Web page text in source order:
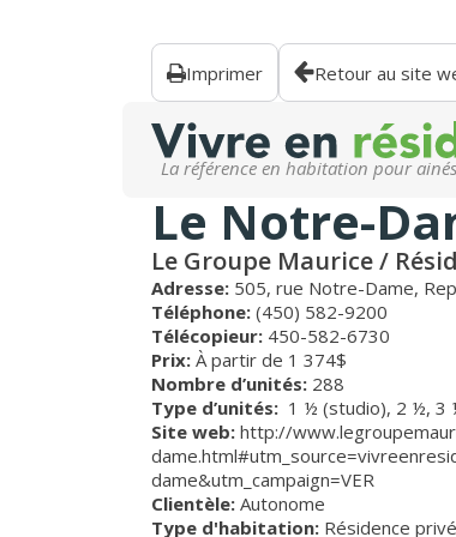
Imprimer Retour au site
La référence en habitation pour
Le Notre-
Le Groupe Maurice /
Adresse: 505, rue Notre-Dame,
Téléphone: (450) 582-9200
Télécopieur: 450-582-6730
Prix: À partir de 1 374$
Nombre d’unités: 288
Type d’unités: 1 ½ (studio), 2 ½, 3
Site web: http://
dame&utm_campaign=VER
Clientèle: Autonome
Type d'habitation: Résidence